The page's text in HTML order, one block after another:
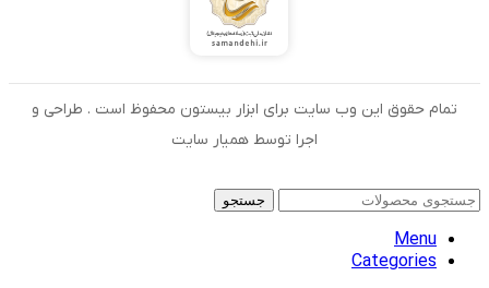
تمام حقوق این وب سایت برای ابزار بیستون محفوظ است . طراحی و
اجرا توسط همیار سایت
جستجو
Menu
Categories